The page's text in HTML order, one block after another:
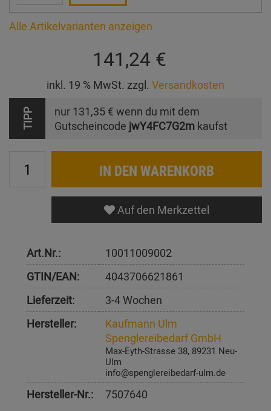
Alle Artikelvarianten anzeigen
141,24 €
inkl. 19 % MwSt. zzgl. Versandkosten
TIPP nur 131,35 € wenn du mit dem
Gutscheincode jwY4FC7G2m kaufst
IN DEN WARENKORB
Auf den Merkzettel
Art.Nr.:
10011009002
GTIN/EAN:
4043706621861
Lieferzeit:
3-4 Wochen
Hersteller:
Kaufmann Ulm
Spenglereibedarf GmbH
Max-Eyth-Strasse 38, 89231 Neu-
Ulm
info@spenglereibedarf-ulm.de
Hersteller-Nr.: 7507640